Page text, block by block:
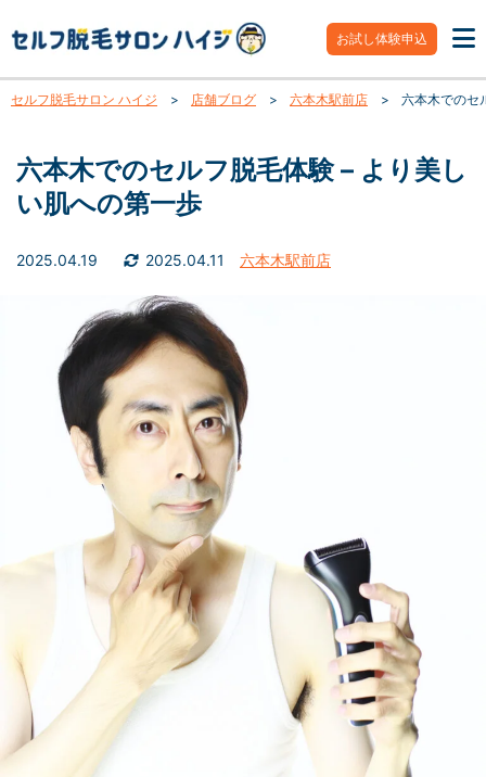
お試し体験申込
セルフ脱毛サロン ハイジ > 店舗ブログ > 六本木駅前店 > 六本木でのセ
六本木でのセルフ脱毛体験 – より美し
い肌への第一歩
2025.04.19 2025.04.11 六本木駅前店